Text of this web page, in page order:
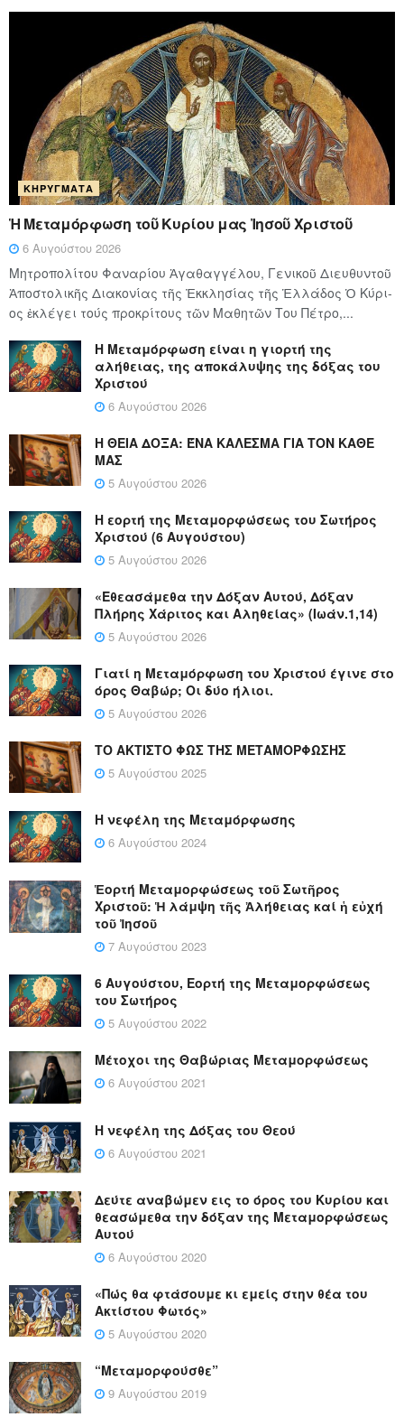
ΚΗΡΎΓΜΑΤΑ
Ἡ Μεταμόρφωση τοῦ Κυρίου μας Ἰησοῦ Χριστοῦ
6 Αυγούστου 2026
Μητροπολίτου Φαναρίου Ἀγαθαγγέλου, Γενικοῦ Διευθυντοῦ
Ἀποστολικῆς Διακονίας τῆς Ἐκκλησίας τῆς Ἑλλάδος Ὁ Κύ­ρι­
ος ἐκλέγει τούς προ­κρί­τους τῶν Μα­θη­τῶν Του Πέ­τρο,...
Η Μεταμόρφωση είναι η γιορτή της
αλήθειας, της αποκάλυψης της δόξας του
Χριστού
6 Αυγούστου 2026
Η ΘΕΙΑ ΔΟΞΑ: ΈΝΑ ΚΑΛΕΣΜΑ ΓΙΑ ΤΟΝ ΚΑΘΕ
ΜΑΣ
5 Αυγούστου 2026
Η εορτή της Μεταμορφώσεως του Σωτήρος
Χριστού (6 Αυγούστου)
5 Αυγούστου 2026
«Εθεασάμεθα την Δόξαν Αυτού, Δόξαν
Πλήρης Χάριτος και Αληθείας» (Ιωάν.1,14)
5 Αυγούστου 2026
Γιατί η Μεταμόρφωση του Χριστού έγινε στο
όρος Θαβώρ; Οι δύο ήλιοι.
5 Αυγούστου 2026
ΤΟ ΑΚΤΙΣΤΟ ΦΩΣ ΤΗΣ ΜΕΤΑΜΟΡΦΩΣΗΣ
5 Αυγούστου 2025
Η νεφέλη της Μεταμόρφωσης
6 Αυγούστου 2024
Ἑορτή Μεταμορφώσεως τοῦ Σωτῆρος
Χριστοῦ: Ἡ λάμψη τῆς Ἀλήθειας καί ἡ εὐχή
τοῦ Ἰησοῦ
7 Αυγούστου 2023
6 Αυγούστου, Εορτή της Μεταμορφώσεως
του Σωτήρος
5 Αυγούστου 2022
Μέτοχοι της Θαβώριας Μεταμορφώσεως
6 Αυγούστου 2021
Η νεφέλη της Δόξας του Θεού
6 Αυγούστου 2021
Δεύτε αναβώμεν εις το όρος του Κυρίου και
θεασώμεθα την δόξαν της Μεταμορφώσεως
Αυτού
6 Αυγούστου 2020
«Πώς θα φτάσουμε κι εμείς στην θέα του
Ακτίστου Φωτός»
5 Αυγούστου 2020
“Μεταμορφούσθε”
9 Αυγούστου 2019